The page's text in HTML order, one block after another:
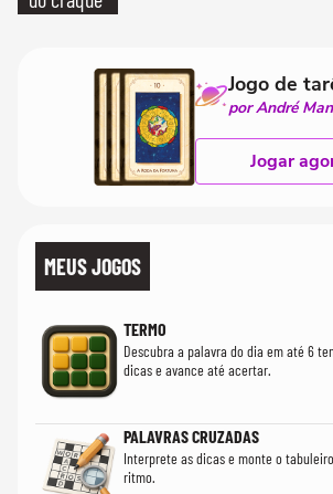
Jogo de
por André
Jogar
MEUS JOGOS
TERMO
Descubra a palavra do dia em até 6
dicas e avance até acertar.
PALAVRAS CRUZADAS
Interprete as dicas e monte o
ritmo.